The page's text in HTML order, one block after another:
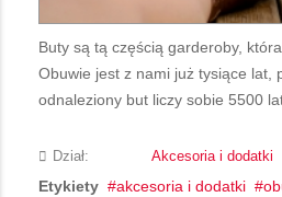
Buty są tą częścią garderoby,
Obuwie jest z nami już tysiące lat,
odnaleziony but liczy sobie 5500
Dział: Akcesoria i dodatki
Etykiety akcesoria i dodatki